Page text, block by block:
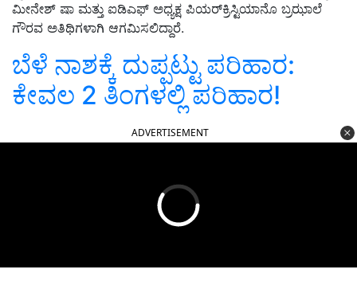
ಮೀನೇಶ್ ಷಾ ಮತ್ತು ಐಡಿಎಫ್ ಅಧ್ಯಕ್ಷ ಪಿಯರ್‌ಕ್ರಿಸ್ಟಿಯಾನೊ ಬ್ರಝಾಲೆ
ಗೌರವ ಅತಿಥಿಗಳಾಗಿ ಆಗಮಿಸಲಿದ್ದಾರೆ.
ಬೆಳೆ ನಾಶಕ್ಕೆ ದುಪ್ಪಟ್ಟು ಪರಿಹಾರ:
ಕೇವಲ 2 ತಿಂಗಳಲ್ಲಿ ಪರಿಹಾರ!
ADVERTISEMENT